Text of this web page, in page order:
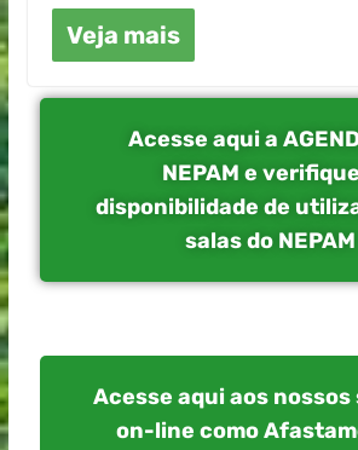
Veja mais
Acesse aqui a
NEPAM e
disponibilidade de
salas do NEPAM
Acesse aqui aos
on-line como